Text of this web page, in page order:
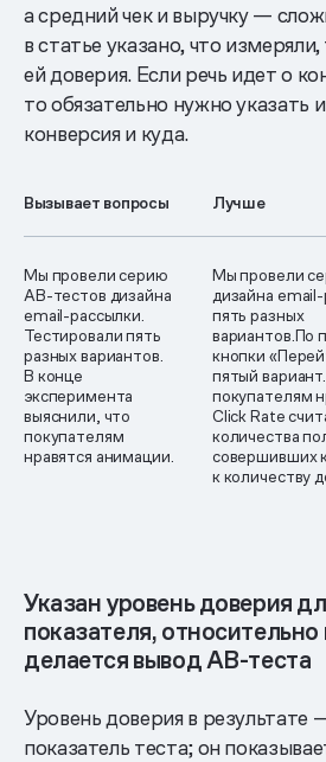
а средний чек и выручку —
в статье указано, что
ей доверия. Если речь идет о
то обязательно нужно указать
конверсия и куда.
Вызывает вопросы Лучше
Мы провели серию
АВ-тестов дизайна
email-рассылки.
Тестировали пять
разных вариантов.
В конце
эксперимента
выяснили, что
покупателям
нравятся анимации.
Мы провели
дизайна
пять разных
вариантов.По
кнопки
пятый
покупателям
Click Rate
количества
совершивших
к количеству
Указан уровень доверия
показателя,
делается вывод АВ-теста
Уровень доверия в
показатель теста; он